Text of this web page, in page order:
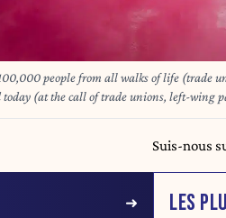
people from all walks of life (trade
today (at the call of trade unions, left-wing
by the so-called Arizona government. - 14/10/2025 - Belgium / Brussels - Nicolas
Suis-nous
LES